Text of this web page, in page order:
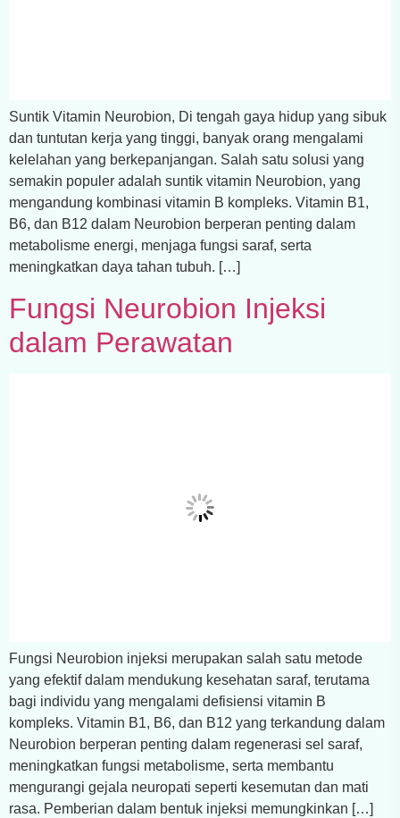
Suntik Vitamin Neurobion, Di tengah gaya hidup yang sibuk
dan tuntutan kerja yang tinggi, banyak orang mengalami
kelelahan yang berkepanjangan. Salah satu solusi yang
semakin populer adalah suntik vitamin Neurobion, yang
mengandung kombinasi vitamin B kompleks. Vitamin B1,
B6, dan B12 dalam Neurobion berperan penting dalam
metabolisme energi, menjaga fungsi saraf, serta
meningkatkan daya tahan tubuh. […]
Fungsi Neurobion Injeksi
dalam Perawatan
Fungsi Neurobion injeksi merupakan salah satu metode
yang efektif dalam mendukung kesehatan saraf, terutama
bagi individu yang mengalami defisiensi vitamin B
kompleks. Vitamin B1, B6, dan B12 yang terkandung dalam
Neurobion berperan penting dalam regenerasi sel saraf,
meningkatkan fungsi metabolisme, serta membantu
mengurangi gejala neuropati seperti kesemutan dan mati
rasa. Pemberian dalam bentuk injeksi memungkinkan […]